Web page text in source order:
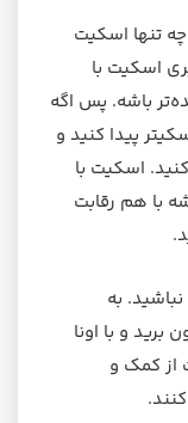
تنها اسکیت
اسکیت با
باشه. پس اگه
پیدا کنید و
اسکیت با
با هم رقابت
به
و با اونا
از کمک و